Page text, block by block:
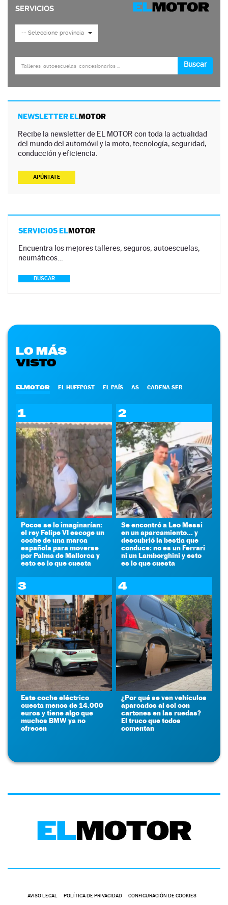
NEWSLETTER ELMOTOR
Recibe la newsletter de EL MOTOR con toda la actualidad
del mundo del automóvil y la moto, tecnología, seguridad,
conducción y eficiencia.
APÚNTATE
SERVICIOS ELMOTOR
Encuentra los mejores talleres, seguros, autoescuelas,
neumáticos…
BUSCAR
LO MÁS
VISTO
ELMOTOR EL HUFFPOST EL PAÍS AS CADENA SER
1
Pocos se lo imaginarían:
el rey Felipe VI escoge un
coche de una marca
española para moverse
por Palma de Mallorca y
esto es lo que cuesta
2
Se encontró a Leo Messi
en un aparcamiento... y
descubrió la bestia que
conduce: no es un Ferrari
ni un Lamborghini y esto
es lo que cuesta
3
Este coche eléctrico
cuesta menos de 14.000
euros y tiene algo que
muchos BMW ya no
ofrecen
4
¿Por qué se ven vehículos
aparcados al sol con
cartones en las ruedas?
El truco que todos
comentan
AVISO LEGAL POLÍTICA DE PRIVACIDAD CONFIGURACIÓN DE COOKIES